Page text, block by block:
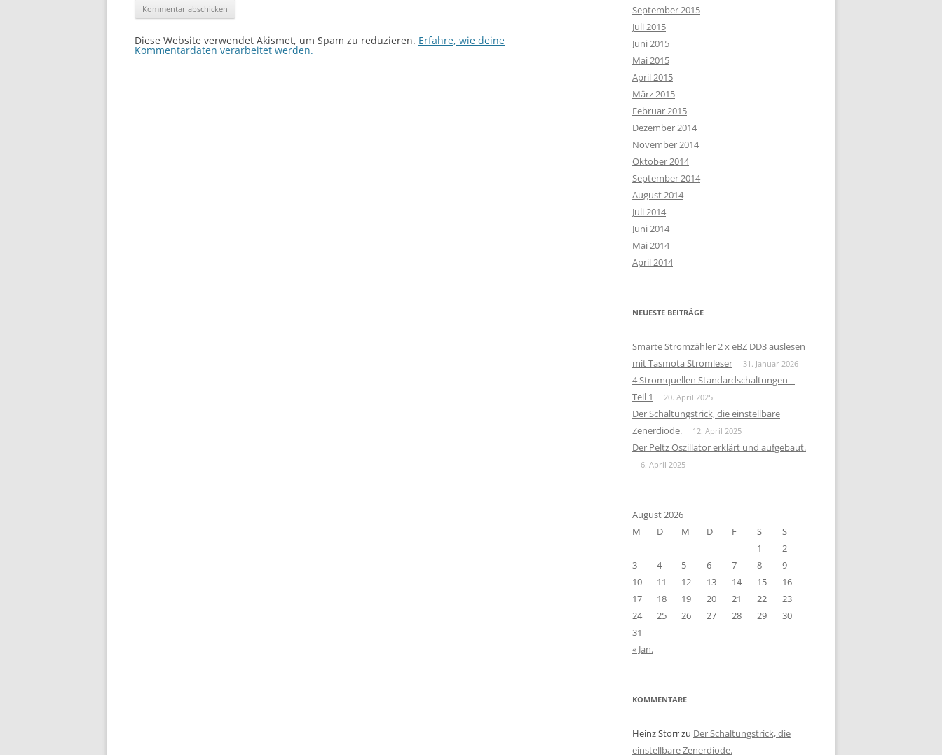
Diese Website verwendet Akismet, um Spam zu reduzieren. Erfahre, wie deine
Kommentardaten verarbeitet werden.
September 2015
Juli 2015
Juni 2015
Mai 2015
April 2015
März 2015
Februar 2015
Dezember 2014
November 2014
Oktober 2014
September 2014
August 2014
Juli 2014
Juni 2014
Mai 2014
April 2014
NEUESTE BEITRÄGE
Smarte Stromzähler 2 x eBZ DD3 auslesen
mit Tasmota Stromleser
31. Januar 2026
4 Stromquellen Standardschaltungen –
Teil 1
20. April 2025
Der Schaltungstrick, die einstellbare
Zenerdiode.
12. April 2025
Der Peltz Oszillator erklärt und aufgebaut.
6. April 2025
August 2026
M
D M D F S
S
1
2
3
4 5 6 7 8
9
10
11 12 13 14 15
16
17
18 19 20 21 22
23
24
25 26 27 28 29
30
31
« Jan.
KOMMENTARE
Heinz Storrzu Der Schaltungstrick, die
einstellbare Zenerdiode.